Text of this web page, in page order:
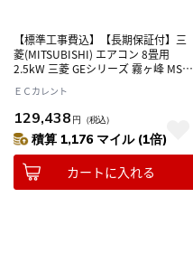
【標準工事費込】【長期保証付】三
菱(MITSUBISHI) エアコン 8畳用
2.5kW 三菱 GEシリーズ 霧ヶ峰 MSZ-
ＥＣカレント
129,438 円 （税込）
積算 1,176 マイル (1倍)
カートに入れる